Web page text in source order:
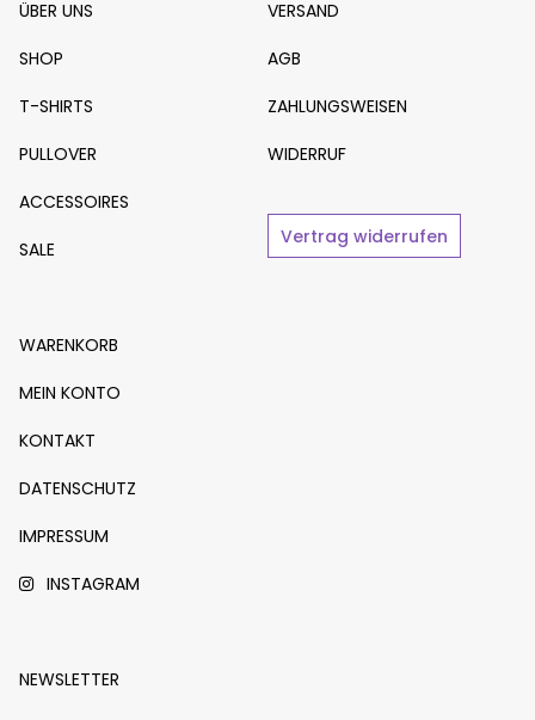
ÜBER UNS
SHOP
T-SHIRTS
PULLOVER
ACCESSOIRES
SALE
VERSAND
AGB
ZAHLUNGSWEISEN
WIDERRUF
Vertrag widerrufen
WARENKORB
MEIN KONTO
KONTAKT
DATENSCHUTZ
IMPRESSUM
INSTAGRAM
NEWSLETTER